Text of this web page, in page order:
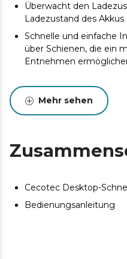
Überwacht den
Ladezustand des Akkus
Schnelle und einfache
über Schienen, die ein
Entnehmen
Mehr sehen
Cecotec Desktop-
Bedienungsanleitung